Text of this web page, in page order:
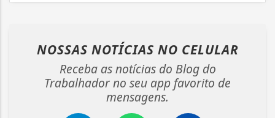
NOSSAS NOTÍCIAS NO CELULAR
Receba as notícias do Blog do
Trabalhador no seu app favorito de
mensagens.